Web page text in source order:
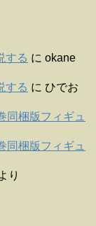
する に okane
する に ひでお
同梱版フィギュ
同梱版フィギュ
り